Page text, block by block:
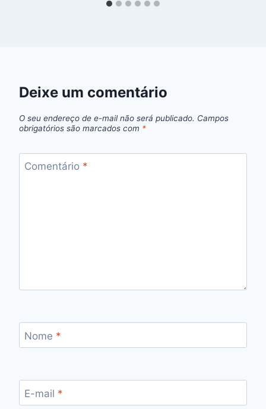
Deixe um comentário
O seu endereço de e-mail não será publicado. Campos
obrigatórios são marcados com *
Comentário *
Nome *
E-mail *